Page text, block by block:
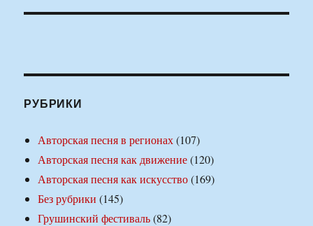
РУБРИКИ
Авторская песня в регионах(107)
Авторская песня как движение(120)
Авторская песня как искусство(169)
Без рубрики (145)
Грушинский фестиваль(82)